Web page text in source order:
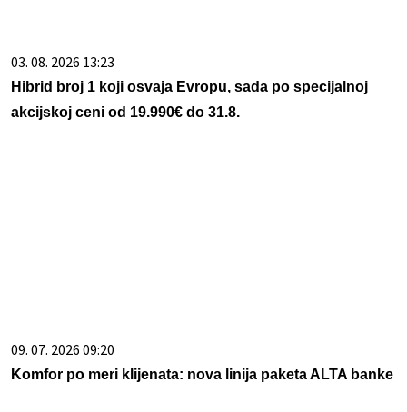
03. 08. 2026 13:23
Hibrid broj 1 koji osvaja Evropu, sada po specijalnoj
akcijskoj ceni od 19.990€ do 31.8.
09. 07. 2026 09:20
Komfor po meri klijenata: nova linija paketa ALTA banke